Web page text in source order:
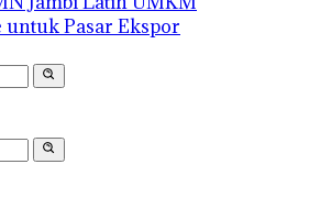
Pasar Ekspor